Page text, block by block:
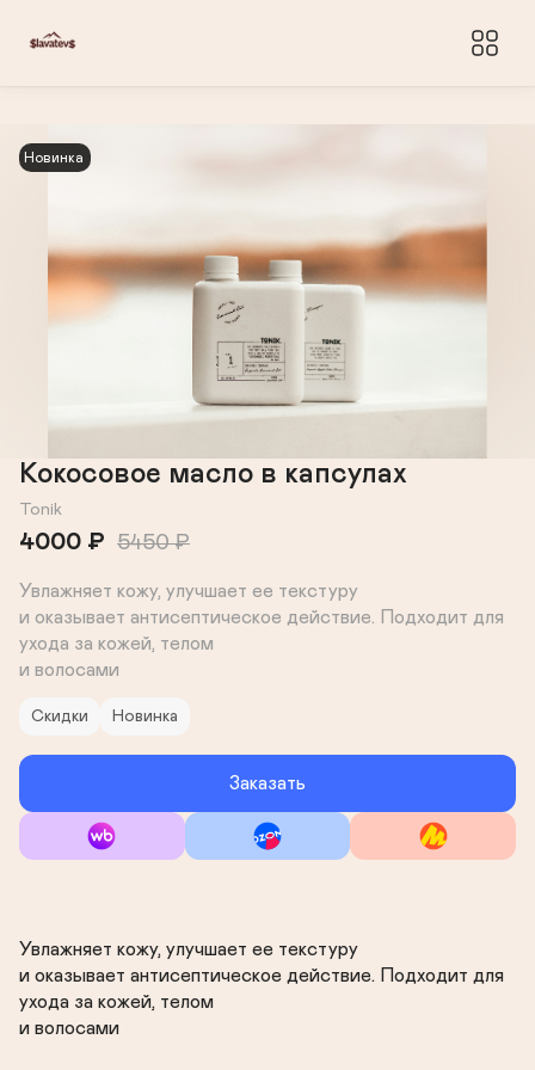
Новинка
Кокосовое масло в капсулах
Tonik
4000 ₽ 5450₽
Увлажняет кожу, улучшает ее текстуру
и оказывает антисептическое действие. Подходит для
ухода за кожей, телом
и волосами
Скидки Новинка
Заказать
Увлажняет кожу, улучшает ее текстуру
и оказывает антисептическое действие. Подходит для
ухода за кожей, телом
и волосами